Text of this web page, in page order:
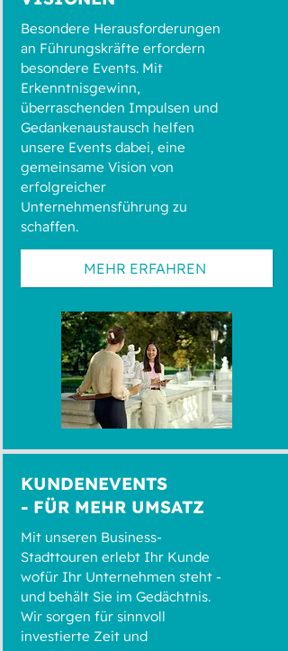
Besondere Herausforderungen
an Führungskräfte erfordern
besondere Events. Mit
Erkenntnisgewinn,
überraschenden Impulsen und
Gedankenaustausch helfen
unsere Events dabei, eine
gemeinsame Vision von
erfolgreicher
Unternehmensführung zu
schaffen.
MEHR ERFAHREN
KUNDENEVENTS
- FÜR MEHR UMSATZ
Mit unseren Business-
Stadttouren erlebt Ihr Kunde
wofür Ihr Unternehmen steht -
und behält Sie im Gedächtnis.
Wir sorgen für sinnvoll
investierte Zeit und